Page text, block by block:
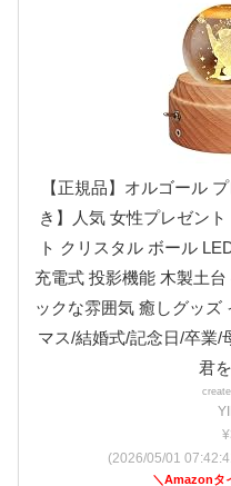
【正規品】オルゴール
き】人気 女性プレゼン
ト クリスタル ボール
充電式 投影機能 木製土
ックな雰囲気 癒しグッズ
マス/結婚式/記念日/卒業/
君
(2026/05/01